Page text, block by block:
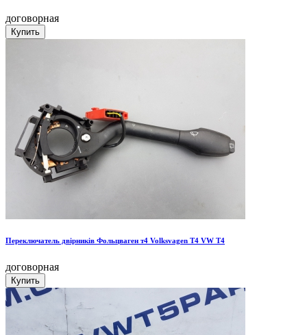
договорная
Переключатель двірників Фольцваген т4 Volksvagen T4 VW T4
договорная